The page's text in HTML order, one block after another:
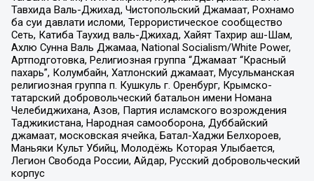
Тавхида Валь-Джихад, Чистопольский Джамаат, Рохнамо
ба суи давлати исломи, Террористическое сообщество
Сеть, Катиба Таухид валь-Джихад, Хайят Тахрир аш-Шам,
Ахлю Сунна Валь Джамаа, National Socialism/White Power,
Артподготовка, Религиозная группа “Джамаат “Красный
пахарь”, Колумбайн, Хатлонский джамаат, Мусульманская
религиозная группа п. Кушкуль г. Оренбург, Крымско-
татарский добровольческий батальон имени Номана
Челебиджихана, Азов, Партия исламского возрождения
Таджикистана, Народная самооборона, Дуббайский
джамаат, московская ячейка, Батал-Хаджи Белхороев,
Маньяки Культ Убийц, Молодёжь Которая Улыбается,
Легион Свобода России, Айдар, Русский добровольческий
корпус